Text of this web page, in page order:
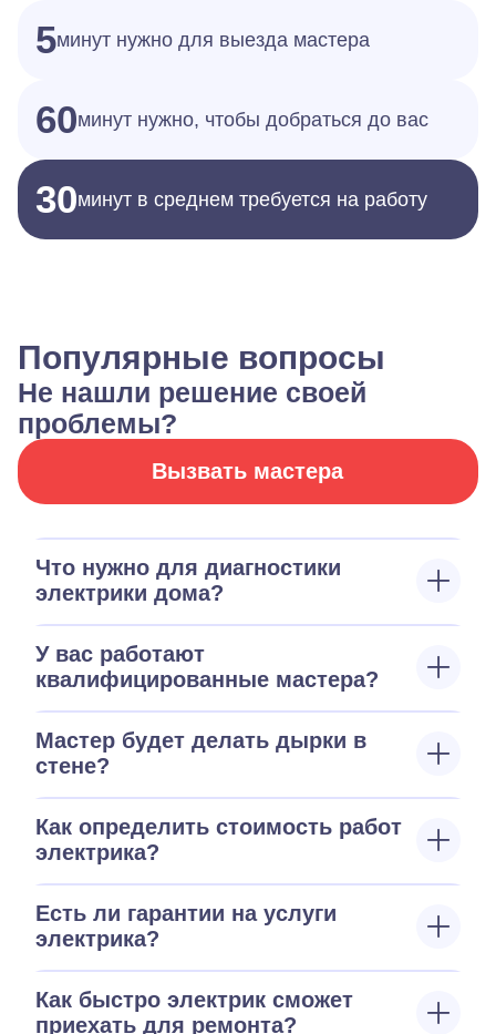
5минут нужно для выезда мастера
60минут нужно, чтобы добраться до вас
30минут в среднем требуется на работу
Популярные вопросы
Не нашли решение своей
проблемы?
Вызвать мастера
Что нужно для диагностики
электрики дома?
У вас работают
квалифицированные мастера?
Мастер будет делать дырки в
стене?
Как определить стоимость работ
электрика?
Есть ли гарантии на услуги
электрика?
Как быстро электрик сможет
приехать для ремонта?